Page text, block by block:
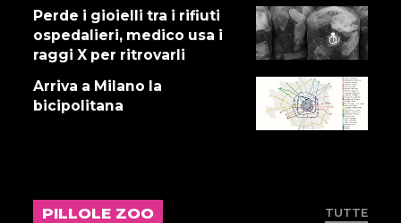
Perde i gioielli tra i rifiuti
ospedalieri, medico usa i
raggi X per ritrovarli
Arriva a Milano la
bicipolitana
PILLOLE ZOO TUTTE
16 LUGLIO 2026
Dove abita Ennio 103: Revisione